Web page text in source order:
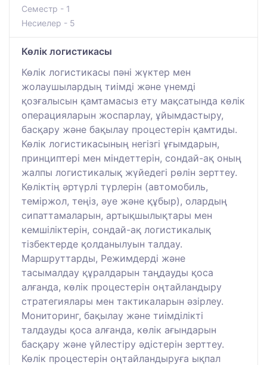
Семестр - 1
Несиелер - 5
Көлік логистикасы
Көлік логистикасы пәні жүктер мен
жолаушылардың тиімді және үнемді
қозғалысын қамтамасыз ету мақсатында көлік
операцияларын жоспарлау, ұйымдастыру,
басқару және бақылау процестерін қамтиды.
Көлік логистикасының негізгі ұғымдарын,
принциптері мен міндеттерін, сондай-ақ оның
жалпы логистикалық жүйедегі рөлін зерттеу.
Көліктің әртүрлі түрлерін (автомобиль,
теміржол, теңіз, әуе және құбыр), олардың
сипаттамаларын, артықшылықтары мен
кемшіліктерін, сондай-ақ логистикалық
тізбектерде қолданылуын талдау.
Маршруттарды, Режимдерді және
тасымалдау құралдарын таңдауды қоса
алғанда, көлік процестерін оңтайландыру
стратегиялары мен тактикаларын әзірлеу.
Мониторинг, бақылау және тиімділікті
талдауды қоса алғанда, көлік ағындарын
басқару және үйлестіру әдістерін зерттеу.
Көлік процестерін оңтайландыруға ықпал